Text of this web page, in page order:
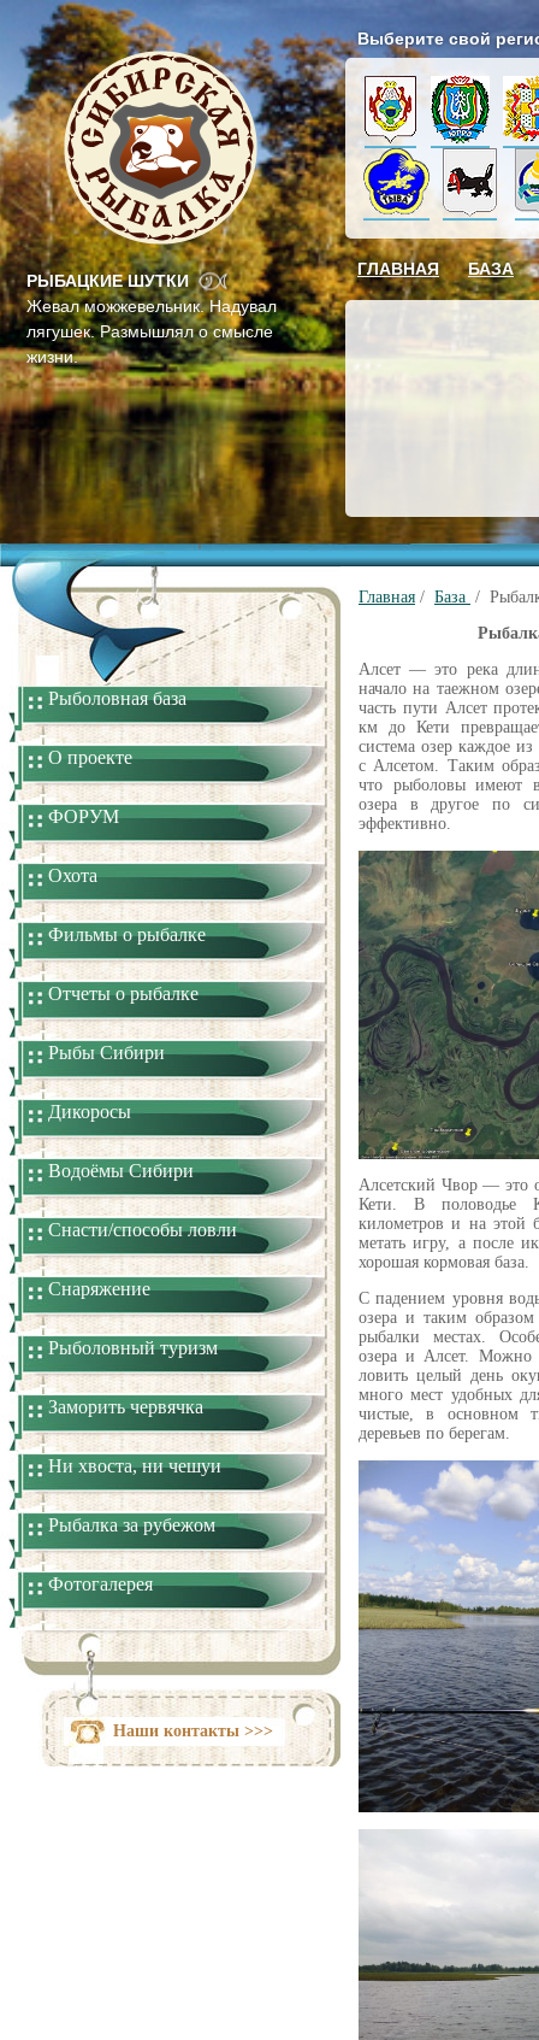
РЫБАЦКИЕ ШУТКИ
Жевал можжевельник. Надувал
лягушек. Размышлял о смысле
жизни.
Выберите свой
ГЛАВНАЯ БАЗА
Рыболовная база
О проекте
ФОРУМ
Охота
Фильмы о рыбалке
Отчеты о рыбалке
Рыбы Сибири
Дикоросы
Водоёмы Сибири
Снасти/способы ловли
Снаряжение
Рыболовный туризм
Заморить червячка
Ни хвоста, ни чешуи
Рыбалка за рубежом
Фотогалерея
Наши контакты >>>
Главная / База /
Алсет — это река
начало на таежном
часть пути Алсет
км до Кети
система озер каждое
с Алсетом. Таким
что рыболовы имеют
озера в другое по
эффективно.
Алсетский Чвор — это
Кети. В половодье
километров и на этой
метать игру, а после
хорошая кормовая база.
С падением уровня
озера и таким
рыбалки местах.
озера и Алсет. Можно
ловить целый день
много мест удобных
чистые, в основном
деревьев по берегам.